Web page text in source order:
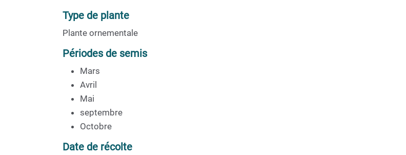
Type de plante
Plante ornementale
Périodes de semis
Mars
Avril
Mai
septembre
Octobre
Date de récolte